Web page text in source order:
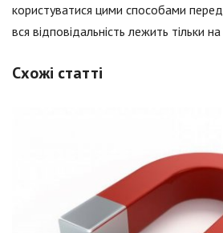
користуватися цими способами
вся відповідальність лежить тільки
Схожі статті